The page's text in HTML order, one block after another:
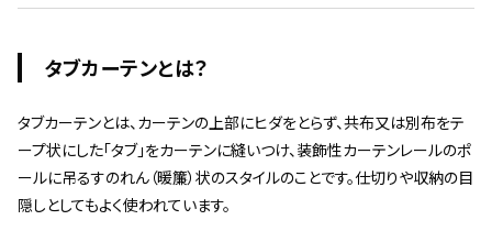
タブカーテンとは？
タブカーテンとは、カーテンの上部にヒダをとらず、共布又は別布をテ
ープ状にした「タブ」をカーテンに縫いつけ、装飾性カーテンレールのポ
ールに吊るすのれん（暖簾）状のスタイルのことです。仕切りや収納の目
隠しとしてもよく使われています。